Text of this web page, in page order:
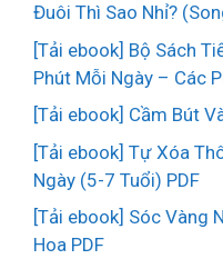
Đuôi Thì Sao Nhỉ?
[Tải ebook] Bộ Sách
Phút Mỗi Ngày – Các
[Tải ebook] Cầm Bút
[Tải ebook] Tự Xóa
Ngày (5-7 Tuổi) PDF
[Tải ebook] Sóc Vàng
Hoa PDF